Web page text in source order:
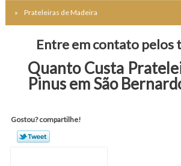
Prateleiras de Madeira
Entre em contato pelos
Quanto Custa
Pinus em São
Gostou? compartilhe!